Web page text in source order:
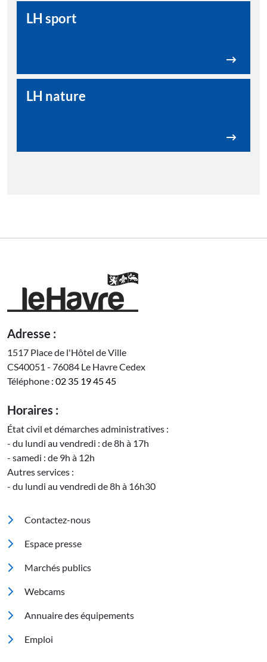
LH sport
LH nature
Adresse :
1517 Place de l'Hôtel de Ville
CS40051 - 76084 Le Havre Cedex
Téléphone : 02 35 19 45 45
Horaires :
État civil et démarches administratives :
- du lundi au vendredi : de 8h à 17h
- samedi : de 9h à 12h
Autres services :
- du lundi au vendredi de 8h à 16h30
Pied de page
Contactez-nous
Espace presse
Marchés publics
Footer 2
Webcams
Annuaire des équipements
Emploi